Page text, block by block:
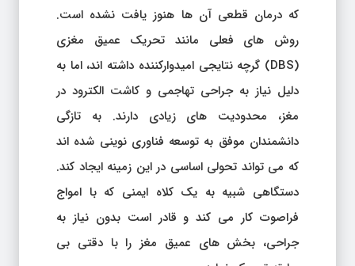
که درمان قطعی آن ها هنوز یافت نشده است.
روش های فعلی مانند تحریک عمیق مغزی
(DBS) گرچه نتایجی امیدوارکننده داشته اند، اما به
دلیل نیاز به جراحی تهاجمی و کاشت الکترود در
مغز، محدودیت های زیادی دارند. به تازگی
دانشمندان موفق به توسعه فناوری نوینی شده اند
که می تواند تحولی اساسی در این زمینه ایجاد کند.
دستگاهی شبیه به یک کلاه ایمنی که با امواج
فراصوت کار می کند و قادر است بدون نیاز به
جراحی، بخش های عمیق مغز را با دقتی بی